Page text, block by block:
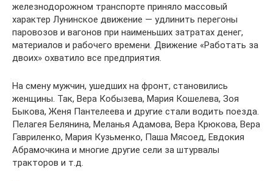
железнодорожном транспорте приняло массовый
характер Лунинское движение — удлинить перегоны
паровозов и вагонов при наименьших затратах денег,
материалов и рабочего времени. Движение «Работать за
двоих» охватило все предприятия.
На смену мужчин, ушедших на фронт, становились
женщины. Так, Вера Кобызева, Мария Кошелева, Зоя
Быкова, Женя Пантелеева и другие стали водить поезда.
Пелагея Белянина, Меланья Адамова, Вера Крюкова, Вера
Гавриленко, Мария Кузьменко, Паша Мясоед, Евдокия
Абрамочкина и многие другие сели за штурвалы
тракторов и т.д.